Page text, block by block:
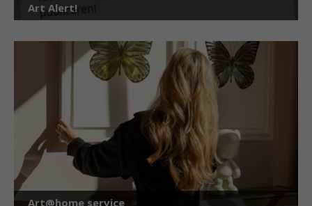
Art Alert!
Art@home service